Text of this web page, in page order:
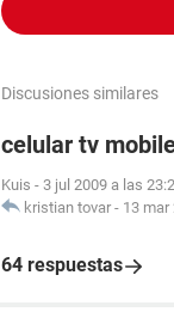
Discusiones similares
celular tv
Kuis - 3 jul 2009 a las
kristian tovar - 13 mar
64 respuestas